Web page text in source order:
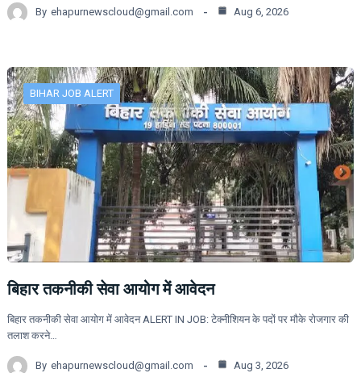
By ehapurnewscloud@gmail.com Aug 6, 2026
BIHAR JOB ALERT
बिहार तकनीकी सेवा आयोग में आवेदन
बिहार तकनीकी सेवा आयोग में आवेदन ALERT IN JOB: टेक्नीशियन के पदों पर मौके रोजगार की
तलाश करने…
By ehapurnewscloud@gmail.com Aug 3, 2026